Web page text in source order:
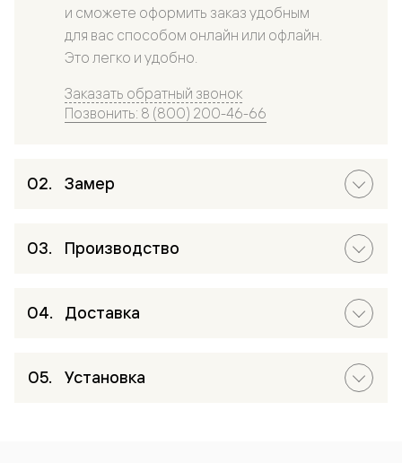
и сможете оформить заказ удобным
для вас способом онлайн или офлайн.
Это легко и удобно.
Заказать обратный звонок
Позвонить: 8 (800) 200-46-66
Замер
Производство
Доставка
Установка